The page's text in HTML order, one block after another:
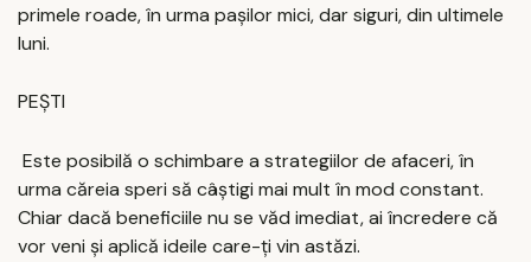
primele roade, în urma pașilor mici, dar siguri, din ultimele
luni.
PEȘTI
Este posibilă o schimbare a strategiilor de afaceri, în
urma căreia speri să câștigi mai mult în mod constant.
Chiar dacă beneficiile nu se văd imediat, ai încredere că
vor veni și aplică ideile care-ți vin astăzi.